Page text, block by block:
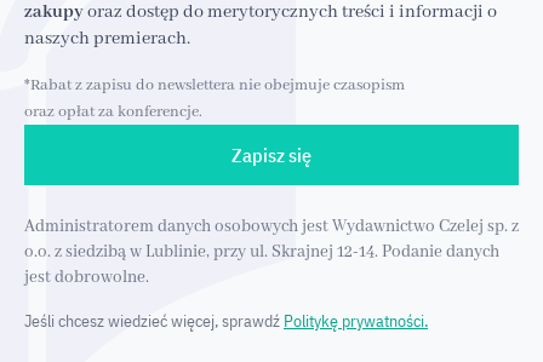
zakupyoraz dostęp do merytorycznych treści i informacji o
naszych premierach.
*Rabat z zapisu do newslettera nie obejmuje czasopism
oraz opłat za konferencje.
Zapisz się
Administratorem danych osobowych jest Wydawnictwo Czelej sp. z
o.o. z siedzibą w Lublinie, przy ul. Skrajnej 12-14. Podanie danych
jest dobrowolne.
Jeśli chcesz wiedzieć więcej, sprawdź Politykę prywatności.